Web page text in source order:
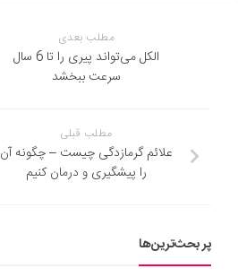
مطلب بعدی
الکل می‌تواند پیری را تا 6 سال
سرعت ببخشد
مطلب قبلی
علائم گرمازدگی چیست – چگونه آن
را پیشگیری و درمان کنیم
پر بحث‌ترین‌ها